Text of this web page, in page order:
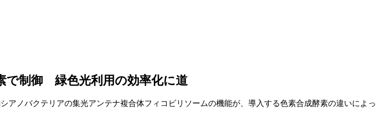
で制御 緑色光利用の効率化に道
アノバクテリアの集光アンテナ複合体フィコビリソームの機能が、導入する色素合成酵素の違いによっ